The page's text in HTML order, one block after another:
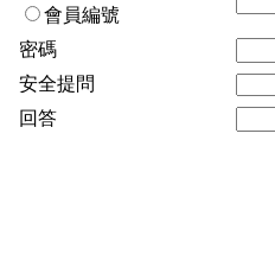
會員編號
密碼
安全提問
回答